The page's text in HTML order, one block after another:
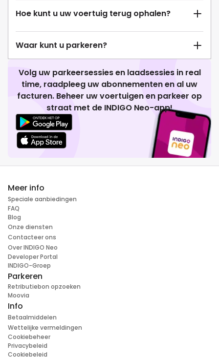
Hoe kunt u uw voertuig terug ophalen?
Waar kunt u parkeren?
Volg uw parkeersessies en laadsessies in real
time, raadpleeg uw abonnementen en al uw
facturen. Beheer uw voertuigen en parkeer op
straat met de INDIGO Neo-app!
Meer info
Speciale aanbiedingen
FAQ
Blog
Onze diensten
Contacteer ons
Over INDIGO Neo
Developer Portal
INDIGO-Groep
Parkeren
Retributiebon opzoeken
Moovia
Info
Betaalmiddelen
Wettelijke vermeldingen
Cookiebeheer
Privacybeleid
Cookiebeleid